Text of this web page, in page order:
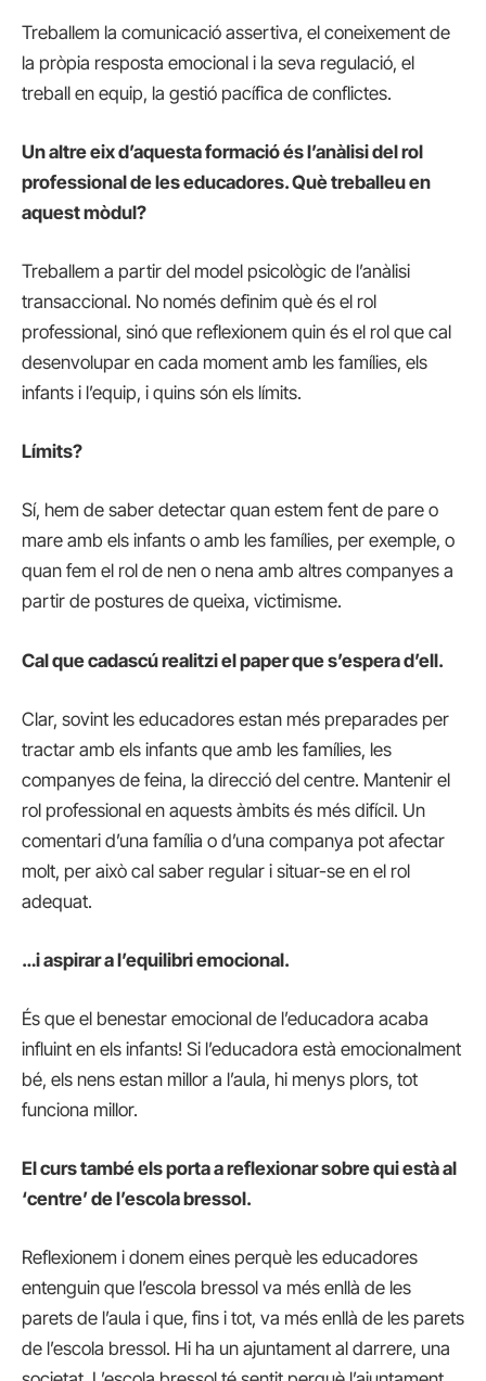
Treballem la comunicació assertiva, el coneixement de
la pròpia resposta emocional i la seva regulació, el
treball en equip, la gestió pacífica de conflictes.
Un altre eix d’aquesta formació és l’anàlisi del rol
professional de les educadores. Què treballeu en
aquest mòdul?
Treballem a partir del model psicològic de l’anàlisi
transaccional. No només definim què és el rol
professional, sinó que reflexionem quin és el rol que cal
desenvolupar en cada moment amb les famílies, els
infants i l’equip, i quins són els límits.
Límits?
Sí, hem de saber detectar quan estem fent de pare o
mare amb els infants o amb les famílies, per exemple, o
quan fem el rol de nen o nena amb altres companyes a
partir de postures de queixa, victimisme.
Cal que cadascú realitzi el paper que s’espera d’ell.
Clar, sovint les educadores estan més preparades per
tractar amb els infants que amb les famílies, les
companyes de feina, la direcció del centre. Mantenir el
rol professional en aquests àmbits és més difícil. Un
comentari d’una família o d’una companya pot afectar
molt, per això cal saber regular i situar-se en el rol
adequat.
…i aspirar a l’equilibri emocional.
És que el benestar emocional de l’educadora acaba
influint en els infants! Si l’educadora està emocionalment
bé, els nens estan millor a l’aula, hi menys plors, tot
funciona millor.
El curs també els porta a reflexionar sobre qui està al
‘centre’ de l’escola bressol.
Reflexionem i donem eines perquè les educadores
entenguin que l’escola bressol va més enllà de les
parets de l’aula i que, fins i tot, va més enllà de les parets
de l’escola bressol. Hi ha un ajuntament al darrere, una